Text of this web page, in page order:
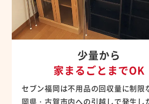
少量から
家まるごとまでOK
セブン福岡は不用品の回収量に制限
岡県・古賀市内への引越しで発生し